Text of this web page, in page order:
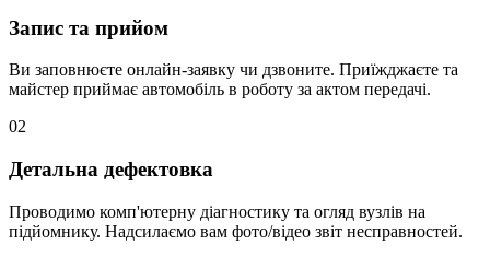
Запис та прийом
Ви заповнюєте онлайн-заявку чи дзвоните. Приїжджаєте та
майстер приймає автомобіль в роботу за актом передачі.
02
Детальна дефектовка
Проводимо комп'ютерну діагностику та огляд вузлів на
підйомнику. Надсилаємо вам фото/відео звіт несправностей.